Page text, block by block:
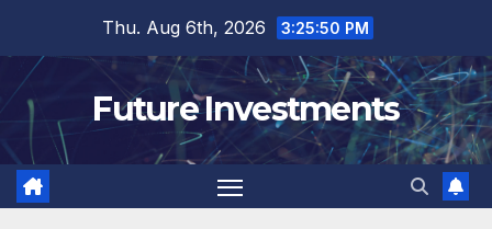
content
Thu. Aug 6th, 2026 3:25:51 PM
Future Investments